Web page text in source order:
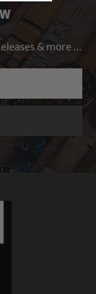
& more …